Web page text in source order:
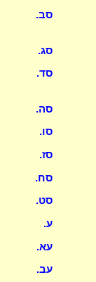
סב.
סג.
סד.
סה.
סו.
סז.
סח.
סט.
ע.
עא.
עב.